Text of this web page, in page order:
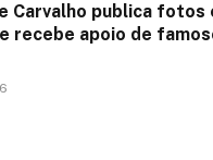
Carvalho publica fotos
recebe apoio de